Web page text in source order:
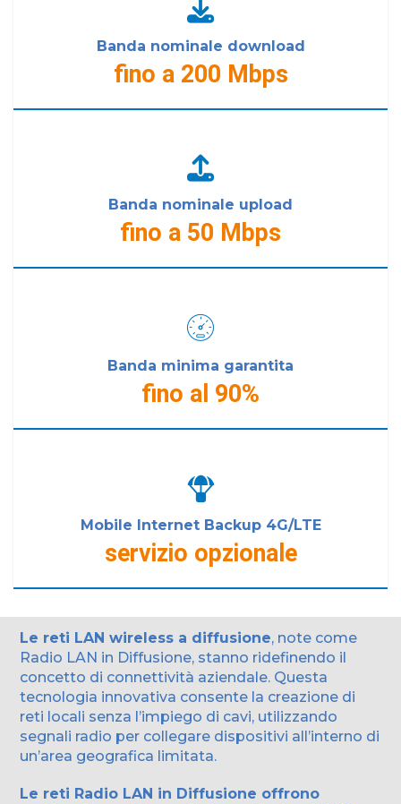
Banda nominale download
fino a 200 Mbps
Banda nominale upload
fino a 50 Mbps
Banda minima garantita
fino al 90%
Mobile Internet Backup 4G/LTE
servizio opzionale
Le reti LAN wireless a diffusione, note come
Radio LAN in Diffusione, stanno ridefinendo il
concetto di connettività aziendale. Questa
tecnologia innovativa consente la creazione di
reti locali senza l’impiego di cavi, utilizzando
segnali radio per collegare dispositivi all’interno di
un’area geografica limitata.
Le reti Radio LAN in Diffusione offrono